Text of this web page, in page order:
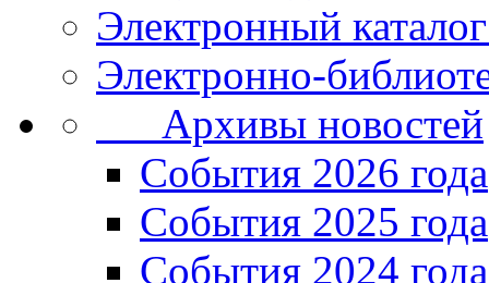
Электронный
Электронно-
Архивы новостей
Cобытия 2026 года
События 2025 года
События 2024 года